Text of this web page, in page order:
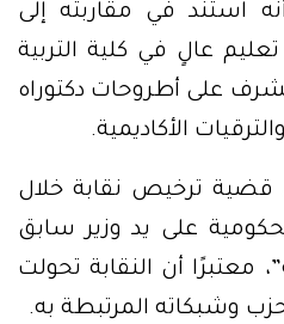
استند في مقاربته إلى
عالٍ في كلية التربية
على أطروحات دكتوراه
الأكاديمية.
قضية ترخيص نقابة خلال
على يد وزير سابق
أن النقابة تحولت
وشبكاته المرتبطة به.